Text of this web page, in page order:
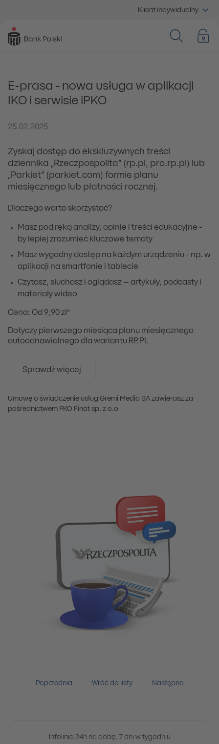
Klient indywidualny
E-prasa - nowa usługa w aplikacji
IKO i serwisie iPKO
25.02.2025
Zyskaj dostęp do ekskluzywnych treści
dziennika „Rzeczpospolita” (rp.pl, pro.rp.pl) lub
„Parkiet” (parkiet.com) formie planu
miesięcznego lub płatności rocznej.
Dlaczego warto skorzystać?
Masz pod ręką analizy, opinie i treści edukacyjne -
by lepiej zrozumieć kluczowe tematy
Masz wygodny dostęp na każdym urządzeniu - np. w
aplikacji na smartfonie i tablecie
Czytasz, słuchasz i oglądasz – artykuły, podcasty i
materiały wideo
Cena: Od 9,90 zł*
Dotyczy pierwszego miesiąca planu miesięcznego
autoodnawialnego dla wariantu RP.PL
Sprawdź więcej
Umowę o świadczenie usług Gremi Media SA zawierasz za
pośrednictwem PKO Finat sp. z o.o
Poprzednia Wróć do listy Następna
Infolinia 24h na dobę, 7 dni w tygodniu